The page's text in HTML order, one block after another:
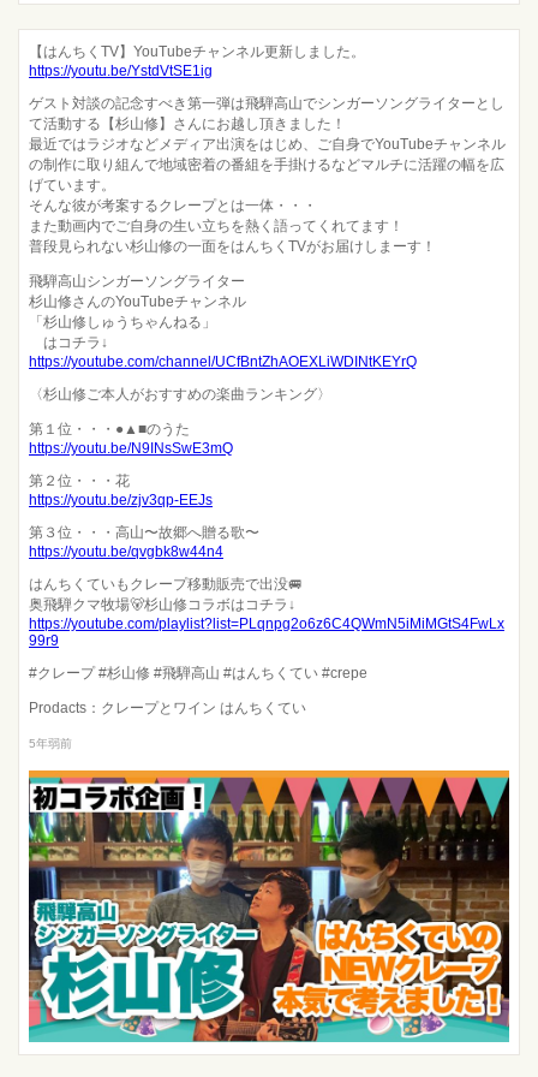
【はんちくTV】YouTubeチャンネル更新しました。
https://youtu.be/YstdVtSE1ig
ゲスト対談の記念すべき第一弾は飛騨高山でシンガーソングライターとし
て活動する【杉山修】さんにお越し頂きました！
最近ではラジオなどメディア出演をはじめ、ご自身でYouTubeチャンネル
の制作に取り組んで地域密着の番組を手掛けるなどマルチに活躍の幅を広
げています。
そんな彼が考案するクレープとは一体・・・
また動画内でご自身の生い立ちを熱く語ってくれてます！
普段見られない杉山修の一面をはんちくTVがお届けしまーす！
飛騨高山シンガーソングライター
杉山修さんのYouTubeチャンネル
「杉山修しゅうちゃんねる」
はコチラ↓
https://youtube.com/channel/UCfBntZhAOEXLiWDINtKEYrQ
〈杉山修ご本人がおすすめの楽曲ランキング〉
第１位・・・●▲■のうた
https://youtu.be/N9INsSwE3mQ
第２位・・・花
https://youtu.be/zjv3qp-EEJs
第３位・・・高山〜故郷へ贈る歌〜
https://youtu.be/qvgbk8w44n4
はんちくていもクレープ移動販売で出没🚐
奥飛騨クマ牧場🐻杉山修コラボはコチラ↓
https://youtube.com/playlist?list=PLqnpg2o6z6C4QWmN5iMiMGtS4FwLx
99r9
#クレープ #杉山修 #飛騨高山 #はんちくてい #crepe
Prodacts：クレープとワイン はんちくてい
5年弱前